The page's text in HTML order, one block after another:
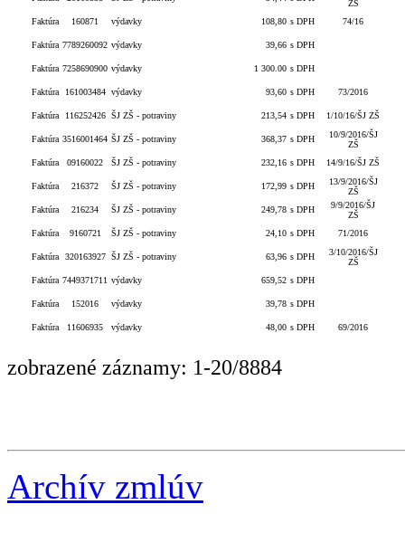
ZŠ
Faktúra
160871 výdavky 108,80 s DPH 74/16
Faktúra 7789260092 výdavky 39,66 s DPH
Faktúra 7258690900 výdavky 1 300.00 s DPH
Faktúra 161003484 výdavky 93,60 s DPH 73/2016
Faktúra 116252426 ŠJ ZŠ - potraviny 213,54 s DPH 1/10/16/ŠJ ZŠ
Faktúra 3516001464 ŠJ ZŠ - potraviny 368,37 s DPH
10/9/2016/ŠJ
ZŠ
Faktúra
09160022 ŠJ ZŠ - potraviny 232,16 s DPH 14/9/16/ŠJ ZŠ
Faktúra 216372 ŠJ ZŠ - potraviny 172,99 s DPH
13/9/2016/ŠJ
ZŠ
Faktúra
216234 ŠJ ZŠ - potraviny 249,78 s DPH
9/9/2016/ŠJ
ZŠ
Faktúra
9160721 ŠJ ZŠ - potraviny 24,10 s DPH 71/2016
Faktúra 320163927 ŠJ ZŠ - potraviny 63,96 s DPH
3/10/2016/ŠJ
ZŠ
Faktúra 7449371711 výdavky 659,52 s DPH
Faktúra 152016 výdavky 39,78 s DPH
Faktúra 11606935 výdavky 48,00 s DPH 69/2016
zobrazené záznamy: 1-20/8884
Archív zmlúv